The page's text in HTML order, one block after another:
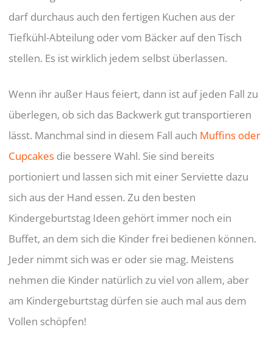
darf durchaus auch den fertigen Kuchen aus der
Tiefkühl-Abteilung oder vom Bäcker auf den Tisch
stellen. Es ist wirklich jedem selbst überlassen.
Wenn ihr außer Haus feiert, dann ist auf jeden Fall zu
überlegen, ob sich das Backwerk gut transportieren
lässt. Manchmal sind in diesem Fall auch Muffins oder
Cupcakes die bessere Wahl. Sie sind bereits
portioniert und lassen sich mit einer Serviette dazu
sich aus der Hand essen. Zu den besten
Kindergeburtstag Ideen gehört immer noch ein
Buffet, an dem sich die Kinder frei bedienen können.
Jeder nimmt sich was er oder sie mag. Meistens
nehmen die Kinder natürlich zu viel von allem, aber
am Kindergeburtstag dürfen sie auch mal aus dem
Vollen schöpfen!